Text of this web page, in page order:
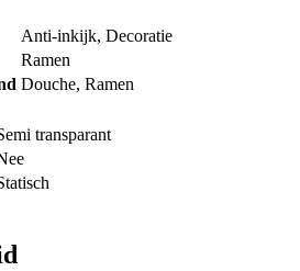
Anti-inkijk, Decoratie
Ramen
Douche, Ramen
transparant